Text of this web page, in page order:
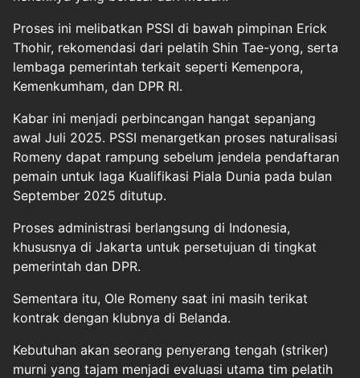
Proses ini melibatkan PSSI di bawah pimpinan Erick
Thohir, rekomendasi dari pelatih Shin Tae-yong, serta
lembaga pemerintah terkait seperti Kemenpora,
Kemenkumham, dan DPR RI.
Kabar ini menjadi perbincangan hangat sepanjang
awal Juli 2025. PSSI menargetkan proses naturalisasi
Romeny dapat rampung sebelum jendela pendaftaran
pemain untuk laga Kualifikasi Piala Dunia pada bulan
September 2025 ditutup.
Proses administrasi berlangsung di Indonesia,
khususnya di Jakarta untuk persetujuan di tingkat
pemerintah dan DPR.
Sementara itu, Ole Romeny saat ini masih terikat
kontrak dengan klubnya di Belanda.
Kebutuhan akan seorang penyerang tengah (striker)
murni yang tajam menjadi evaluasi utama tim pelatih